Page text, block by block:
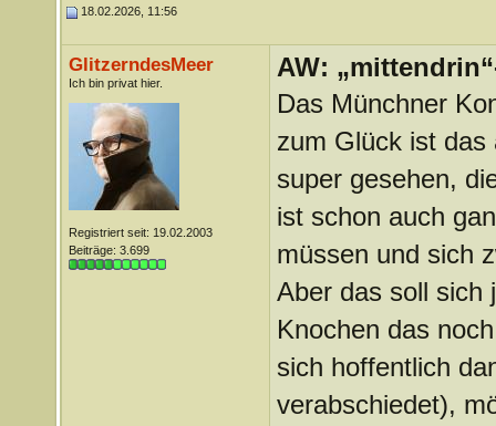
18.02.2026, 11:56
GlitzerndesMeer
Ich bin privat hier.
Registriert seit: 19.02.2003
Beiträge: 3.699
AW:
Das Münchner
zum Glück ist das
super gesehen,
ist schon auch
müssen und sich
Aber das soll
Knochen das
sich hoffentlich
verabschiedet),